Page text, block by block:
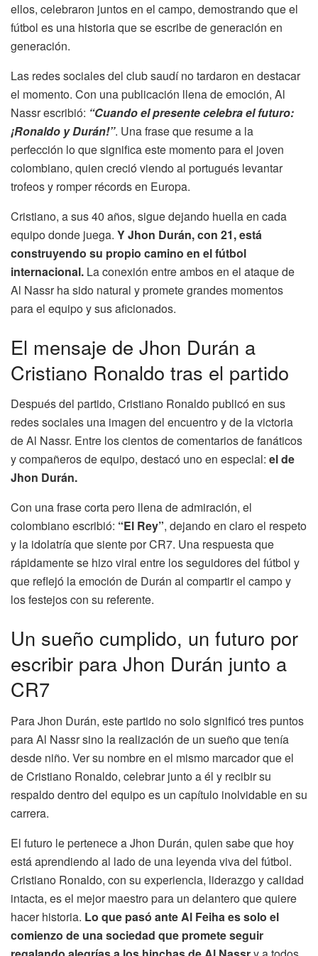
ellos, celebraron juntos en el campo, demostrando que el
fútbol es una historia que se escribe de generación en
generación.
Las redes sociales del club saudí no tardaron en destacar
el momento. Con una publicación llena de emoción, Al
Nassr escribió: “Cuando el presente celebra el futuro:
¡Ronaldo y Durán!”. Una frase que resume a la
perfección lo que significa este momento para el joven
colombiano, quien creció viendo al portugués levantar
trofeos y romper récords en Europa.
Cristiano, a sus 40 años, sigue dejando huella en cada
equipo donde juega. Y Jhon Durán, con 21, está
construyendo su propio camino en el fútbol
internacional. La conexión entre ambos en el ataque de
Al Nassr ha sido natural y promete grandes momentos
para el equipo y sus aficionados.
El mensaje de Jhon Durán a
Cristiano Ronaldo tras el partido
Después del partido, Cristiano Ronaldo publicó en sus
redes sociales una imagen del encuentro y de la victoria
de Al Nassr. Entre los cientos de comentarios de fanáticos
y compañeros de equipo, destacó uno en especial: el de
Jhon Durán.
Con una frase corta pero llena de admiración, el
colombiano escribió: “El Rey”, dejando en claro el respeto
y la idolatría que siente por CR7. Una respuesta que
rápidamente se hizo viral entre los seguidores del fútbol y
que reflejó la emoción de Durán al compartir el campo y
los festejos con su referente.
Un sueño cumplido, un futuro por
escribir para Jhon Durán junto a
CR7
Para Jhon Durán, este partido no solo significó tres puntos
para Al Nassr sino la realización de un sueño que tenía
desde niño. Ver su nombre en el mismo marcador que el
de Cristiano Ronaldo, celebrar junto a él y recibir su
respaldo dentro del equipo es un capítulo inolvidable en su
carrera.
El futuro le pertenece a Jhon Durán, quien sabe que hoy
está aprendiendo al lado de una leyenda viva del fútbol.
Cristiano Ronaldo, con su experiencia, liderazgo y calidad
intacta, es el mejor maestro para un delantero que quiere
hacer historia. Lo que pasó ante Al Feiha es solo el
comienzo de una sociedad que promete seguir